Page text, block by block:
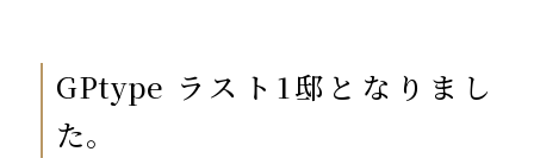
GPtype ラスト1邸となりまし
た。